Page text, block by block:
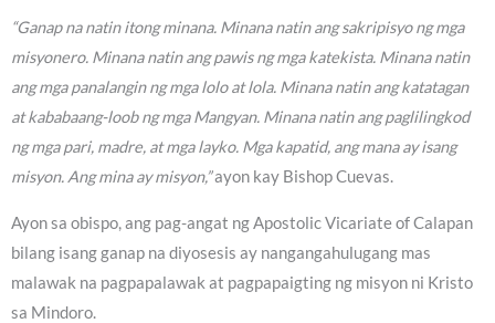
“Ganap na natin itong minana. Minana natin ang sakripisyo ng mga
misyonero. Minana natin ang pawis ng mga katekista. Minana natin
ang mga panalangin ng mga lolo at lola. Minana natin ang katatagan
at kababaang-loob ng mga Mangyan. Minana natin ang paglilingkod
ng mga pari, madre, at mga layko. Mga kapatid, ang mana ay isang
misyon. Ang mina ay misyon,”ayon kay Bishop Cuevas.
Ayon sa obispo, ang pag-angat ng Apostolic Vicariate of Calapan
bilang isang ganap na diyosesis ay nangangahulugang mas
malawak na pagpapalawak at pagpapaigting ng misyon ni Kristo
sa Mindoro.